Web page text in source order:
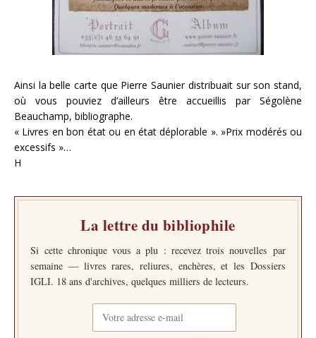
Ainsi la belle carte que Pierre Saunier distribuait sur son stand,
où vous pouviez d’ailleurs être accueillis par Ségolène
Beauchamp, bibliographe.
« Livres en bon état ou en état déplorable ». »Prix modérés ou
excessifs »…
H
La lettre du bibliophile
Si cette chronique vous a plu : recevez trois nouvelles par
semaine — livres rares, reliures, enchères, et les Dossiers
IGLI. 18 ans d'archives, quelques milliers de lecteurs.